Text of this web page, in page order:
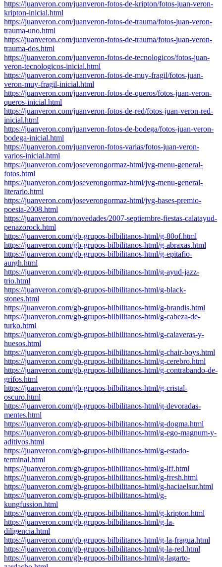
https://juanveron.com/juanveron-fotos-de-kripton/fotos-juan-veron-
kripton-inicial.html
https://juanveron.com/juanveron-fotos-de-trauma/fotos-juan-veron-
trauma-uno.html
https://juanveron.com/juanveron-fotos-de-trauma/fotos-juan-veron-
trauma-dos.html
https://juanveron.com/juanveron-fotos-de-tecnologicos/fotos-juan-
veron-tecnologicos-inicial.html
https://juanveron.com/juanveron-fotos-de-muy-fragil/fotos-juan-
veron-muy-fragil-inicial.html
https://juanveron.com/juanveron-fotos-de-queros/fotos-juan-veron-
queros-inicial.html
https://juanveron.com/juanveron-fotos-de-red/fotos-juan-veron-red-
inicial.html
https://juanveron.com/juanveron-fotos-de-bodega/fotos-juan-veron-
bodega-inicial.html
https://juanveron.com/juanveron-fotos-varias/fotos-juan-veron-
varios-inicial.html
https://juanveron.com/joseverongormaz-html/jvg-menu-general-
fotos.html
https://juanveron.com/joseverongormaz-html/jvg-menu-general-
literario.html
https://juanveron.com/joseverongormaz-html/jvg-bases-premio-
poesia-2008.html
https://juanveron.com/novedades/2007-septiembre-fiestas-calatayud-
penazorock.html
https://juanveron.com/gb-grupos-bilbilitanos-html/g-80of.html
https://juanveron.com/gb-grupos-bilbilitanos-html/g-abraxas.html
https://juanveron.com/gb-grupos-bilbilitanos-html/g-epitafio-
aurgh.html
https://juanveron.com/gb-grupos-bilbilitanos-html/g-ayud-jazz-
trio.html
https://juanveron.com/gb-grupos-bilbilitanos-html/g-black-
stones.html
https://juanveron.com/gb-grupos-bilbilitanos-html/g-brandis.html
https://juanveron.com/gb-grupos-bilbilitanos-html/g-cabeza-de-
turko.html
https://juanveron.com/gb-grupos-bilbilitanos-html/g-calaveras-y-
huesos.html
https://juanveron.com/gb-grupos-bilbilitanos-html/g-chair-boys.html
https://juanveron.com/gb-grupos-bilbilitanos-html/g-cerebro.html
https://juanveron.com/gb-grupos-bilbilitanos-html/g-contrabando-de-
grifos.html
https://juanveron.com/gb-grupos-bilbilitanos-html/g-cristal-
oscuro.html
https://juanveron.com/gb-grupos-bilbilitanos-html/g-devoradas-
mentes.html
https://juanveron.com/gb-grupos-bilbilitanos-html/g-dogma.html
https://juanveron.com/gb-grupos-bilbilitanos-html/g-ego-magnum-y-
aditivos.html
https://juanveron.com/gb-grupos-bilbilitanos-html/g-estado-
terminal.html
https://juanveron.com/gb-grupos-bilbilitanos-html/g-lff.html
https://juanveron.com/gb-grupos-bilbilitanos-html/g-fresh.html
https://juanveron.com/gb-grupos-bilbilitanos-html/g-haciaelsur.html
https://juanveron.com/gb-grupos-bilbilitanos-html/g-
kungfussion.html
https://juanveron.com/gb-grupos-bilbilitanos-html/g-kripton.html
https://juanveron.com/gb-grupos-bilbilitanos-html/g-la-
diligencia.html
https://juanveron.com/gb-grupos-bilbilitanos-html/g-la-fragua.html
https://juanveron.com/gb-grupos-bilbilitanos-html/g-la-red.html
https://juanveron.com/gb-grupos-bilbilitanos-html/g-lagarto-